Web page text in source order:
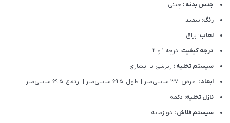
جنس بدنه : چینی
رنگ: سفید
لعاب: براق
درجه کیفیت: درجه 1 و 2
سیستم تخلیه : ریزشی یا ابشاری
ابعاد : عرض: 37 سانتی‌متر | طول: 69.5 سانتی‌متر | ارتفاع: 69.5 سانتی‌متر
نازل تخلیه: دکمه
سیستم فلاش : دو زمانه